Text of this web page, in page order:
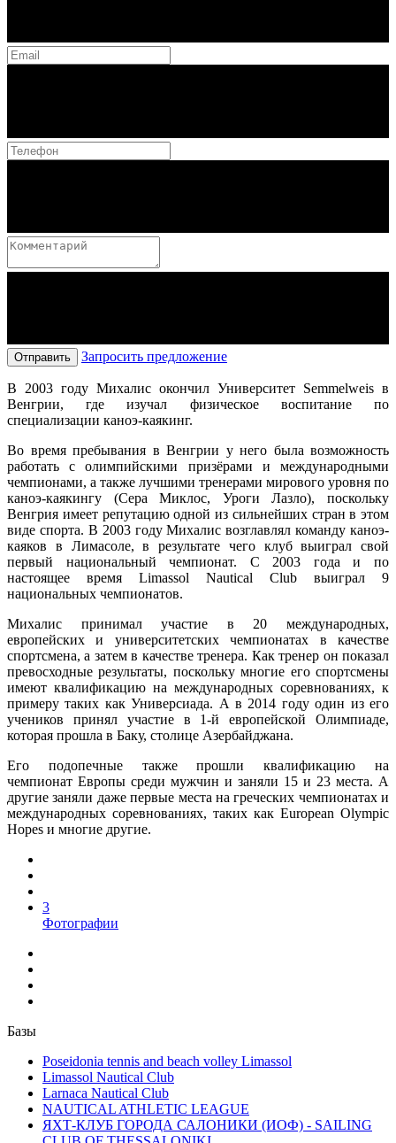
Отправить Запросить предложение
В 2003 году Михалис окончил Университет Semmelweis в
Венгрии, где изучал физическое воспитание по
специализации каноэ-каякинг.
Во время пребывания в Венгрии у него была возможность
работать с олимпийскими призёрами и международными
чемпионами, а также лучшими тренерами мирового уровня по
каноэ-каякингу (Сера Миклос, Уроги Лазло), поскольку
Венгрия имеет репутацию одной из сильнейших стран в этом
виде спорта. В 2003 году Михалис возглавлял команду каноэ-
каяков в Лимасоле, в результате чего клуб выиграл свой
первый национальный чемпионат. С 2003 года и по
настоящее время Limassol Nautical Club выиграл 9
национальных чемпионатов.
Михалис принимал участие в 20 международных,
европейских и университетских чемпионатах в качестве
спортсмена, а затем в качестве тренера. Как тренер он показал
превосходные результаты, поскольку многие его спортсмены
имеют квалификацию на международных соревнованиях, к
примеру таких как Универсиада. А в 2014 году один из его
учеников принял участие в 1-й европейской Олимпиаде,
которая прошла в Баку, столице Азербайджана.
Его подопечные также прошли квалификацию на
чемпионат Европы среди мужчин и заняли 15 и 23 места. А
другие заняли даже первые места на греческих чемпионатах и
международных соревнованиях, таких как European Olympic
Hopes и многие другие.
3
Фотографии
Базы
Poseidonia tennis and beach volley Limassol
Limassol Nautical Club
Larnaca Nautical Club
NAUTICAL ATHLETIC LEAGUE
ЯХТ-КЛУБ ГОРОДА САЛОНИКИ (ИОФ) - SAILING